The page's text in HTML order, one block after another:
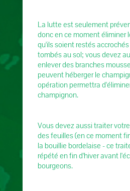
La lutte est seulement
donc en ce moment éliminer
qu'ils soient restés accrochés
tombés au sol; vous devez
enlever des branches
peuvent héberger le
opération permettra
champignon.
Vous devez aussi traiter
des feuilles (en ce moment
la bouillie bordelaise - ce
répété en fin d'hiver avant
bourgeons.